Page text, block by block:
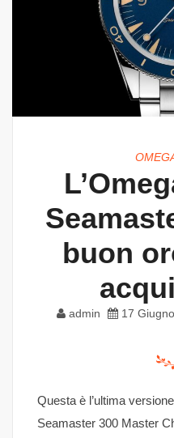
buon
admin 17
Questa è l’ultima versione
Seamaster 300 Master